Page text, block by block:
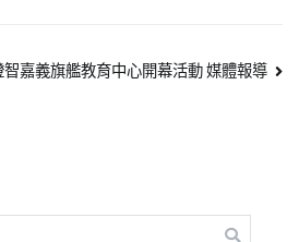
智嘉義旗艦教育中心開幕活動 媒體報導